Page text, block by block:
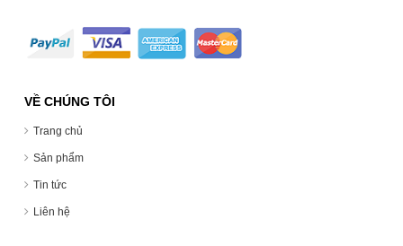
VỀ CHÚNG TÔI
Trang chủ
Sản phẩm
Tin tức
Liên hệ